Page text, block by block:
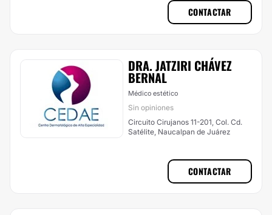
CONTACTAR
DRA. JATZIRI CHÁVEZ
BERNAL
Médico estético
Sin opiniones
Circuito Cirujanos 11-201, Col. Cd.
Satélite, Naucalpan de Juárez
CONTACTAR